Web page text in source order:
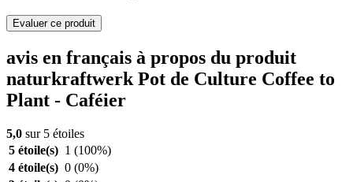
Evaluer ce produit
avis en français à propos du produit
naturkraftwerk Pot de Culture Coffee to
Plant - Caféier
5,0 sur 5 étoiles
5 étoile(s) 1 (100%)
4 étoile(s) 0 (0%)